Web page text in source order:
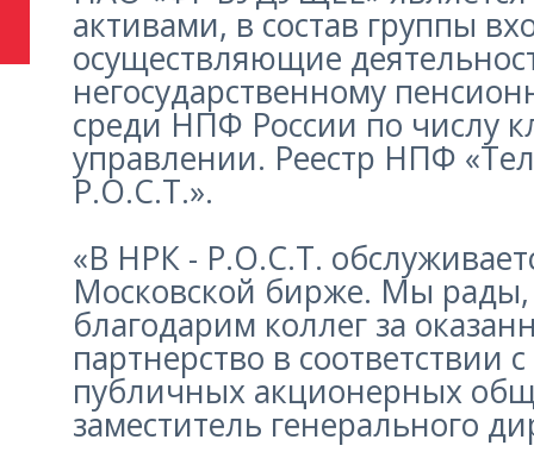
активами, в состав группы
осуществляющие
негосударственному
среди НПФ России по числу
управлении. Реестр НПФ
Р.О.С.Т.».
«В НРК - Р.О.С.Т.
Московской бирже. Мы
благодарим коллег за
партнерство в
публичных акционерных
заместитель генерального